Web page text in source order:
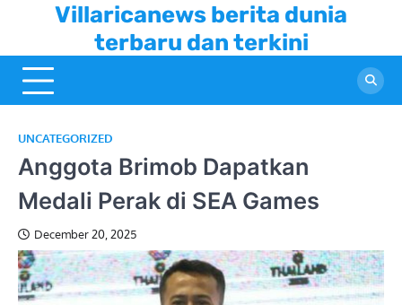
content
Villaricanews berita dunia
terbaru dan terkini
UNCATEGORIZED
Anggota Brimob Dapatkan
Medali Perak di SEA Games
December 20, 2025